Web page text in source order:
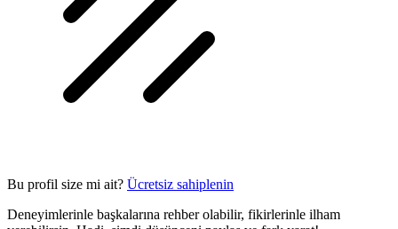
Bu profil size mi ait? Ücretsiz sahiplenin
Deneyimlerinle başkalarına rehber olabilir, fikirlerinle ilham